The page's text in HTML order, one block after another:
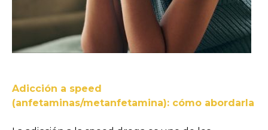
Adicción a speed
(anfetaminas/metanfetamina): cómo abordarla